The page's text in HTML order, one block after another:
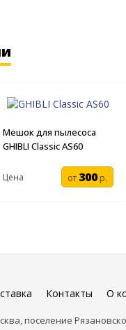
Мешок для пылесоса
GHIBLI Classic AS60
Цена от 300р.
Контакты О
поселение